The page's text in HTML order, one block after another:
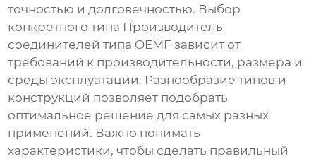
точностью и долговечностью. Выбор
конкретного типа Производитель
соединителей типа OEMF зависит от
требований к производительности, размера и
среды эксплуатации. Разнообразие типов и
конструкций позволяет подобрать
оптимальное решение для самых разных
применений. Важно понимать
характеристики, чтобы сделать правильный